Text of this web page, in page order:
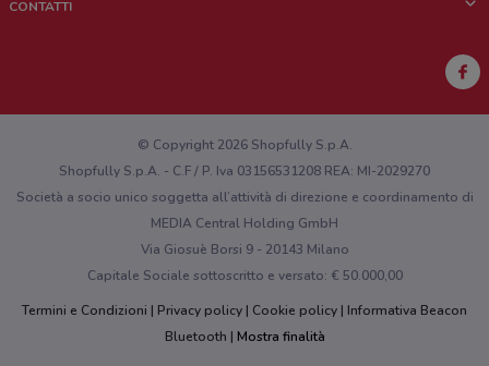
Lavora con noi
CONTATTI
Hai un malfunzionamento sul web o sull'app?
© Copyright 2026 Shopfully S.p.A.
Shopfully S.p.A. - C.F / P. Iva 03156531208 REA: MI-2029270
Società a socio unico soggetta all’attività di direzione e coordinamento di
MEDIA Central Holding GmbH
Via Giosuè Borsi 9 - 20143 Milano
Capitale Sociale sottoscritto e versato: € 50.000,00
Termini e Condizioni
Privacy policy Cookie policy
Informativa Beacon
Bluetooth
Mostra finalità